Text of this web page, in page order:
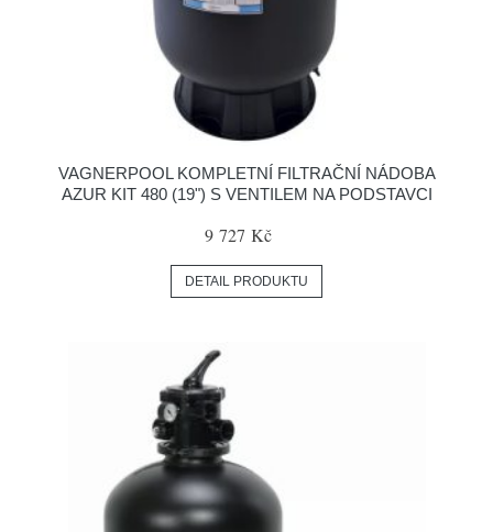
VAGNERPOOL KOMPLETNÍ FILTRAČNÍ NÁDOBA
AZUR KIT 480 (19") S VENTILEM NA PODSTAVCI
9 727 Kč
DETAIL PRODUKTU